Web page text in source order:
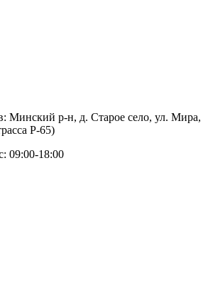
Минский р-н, д. Старое село, ул. Мира,
P-65)
09:00-18:00